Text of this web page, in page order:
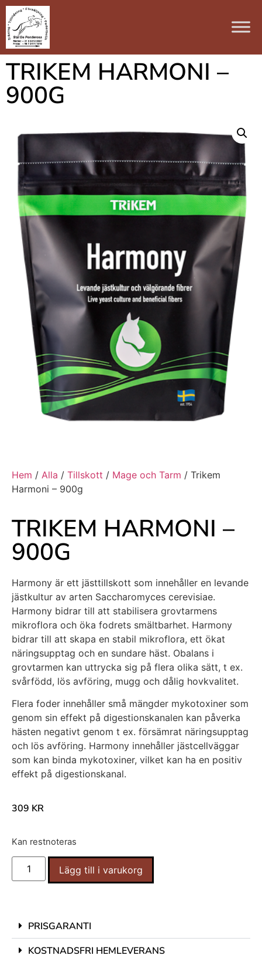
TRIKEM HARMONI –
900G
Hem / Alla / Tillskott / Mage och Tarm / Trikem
Harmoni – 900g
TRIKEM HARMONI –
900G
Harmony är ett jästtillskott som innehåller en levande
jästkultur av arten Saccharomyces cerevisiae.
Harmony bidrar till att stabilisera grovtarmens
mikroflora och öka fodrets smältbarhet. Harmony
bidrar till att skapa en stabil mikroflora, ett ökat
näringsupptag och en sundare häst. Obalans i
grovtarmen kan uttrycka sig på flera olika sätt, t ex.
svårfödd, lös avföring, mugg och dålig hovkvalitet.
Flera foder innehåller små mängder mykotoxiner som
genom sin effekt på digestionskanalen kan påverka
hästen negativt genom t ex. försämrat näringsupptag
och lös avföring. Harmony innehåller jästcellväggar
som kan binda mykotoxiner, vilket kan ha en positiv
effekt på digestionskanal.
309 KR
Kan restnoteras
Lägg till i varukorg
PRISGARANTI
KOSTNADSFRI HEMLEVERANS